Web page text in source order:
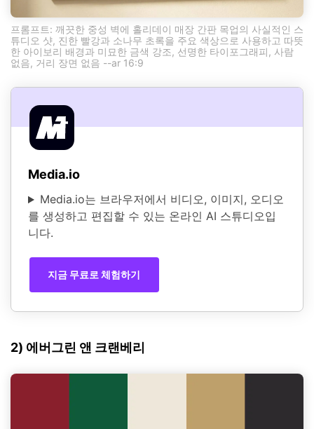
프롬프트: 깨끗한 중성 벽에 홀리데이 매장 간판 목업의 사실적인 스
튜디오 샷, 진한 빨강과 소나무 초록을 주요 색상으로 사용하고 따뜻
한 아이보리 배경과 미묘한 금색 강조, 선명한 타이포그래피, 사람
없음, 거리 장면 없음 --ar 16:9
Media.io
Media.io는 브라우저에서 비디오, 이미지, 오디오
를 생성하고 편집할 수 있는 온라인 AI 스튜디오입
니다.
지금 무료로 체험하기
2) 에버그린 앤 크랜베리